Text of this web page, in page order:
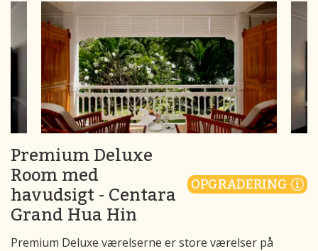
Premium Deluxe
Room med
havudsigt - Centara
Grand Hua Hin
OPGRADERING
Premium Deluxe værelserne er store værelser på